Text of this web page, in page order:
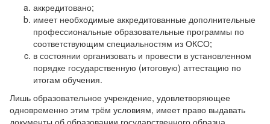
аккредитовано;
имеет необходимые аккредитованные дополнительные
профессиональные образовательные программы по
соответствующим специальностям из ОКСО;
в состоянии организовать и провести в установленном
порядке государственную (итоговую) аттестацию по
итогам обучения.
Лишь образовательное учреждение, удовлетворяющее
одновременно этим трём условиям, имеет право выдавать
документы об образовании государственного образца.